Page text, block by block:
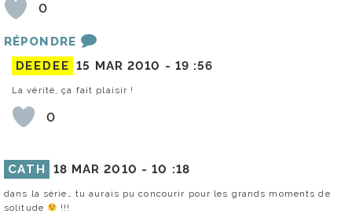
0
RÉPONDRE
DEEDEE 15 MAR 2010 - 19 :56
La vérité, ça fait plaisir !
0
CATH 18 MAR 2010 -10 :18
dans la série… tu aurais pu concourir pour les grands moments de
solitude
!!!